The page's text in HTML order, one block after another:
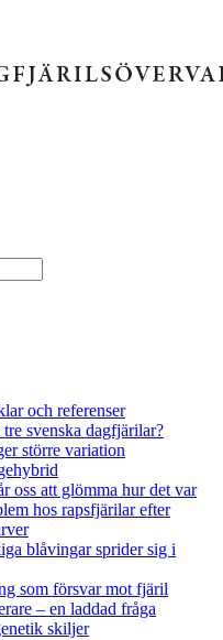
och referenser
svenska dagfjärilar?
större variation
oss att glömma hur det var
hos rapsfjärilar efter
blåvingar sprider sig i
som försvar mot fjäril
– en laddad fråga
skiljer